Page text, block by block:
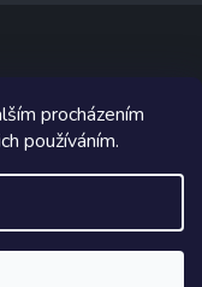
procházením
používáním.
práva vyhrazena.
Tomáš Hlad